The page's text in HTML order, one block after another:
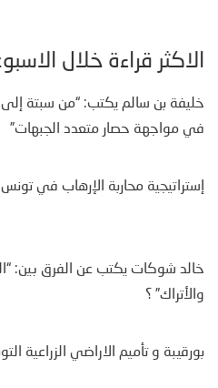
الأكثر قراءة خلال
خليفة بن سالم يكتب: “من سبتة إلى
في مواجهة حصار متعدد الجبهات”
إستراتيجية محاربة الإرهاب في
خالد شوكات يكتب عن الفرق بين:
والأتراك” ؟
بورقيبة و تأميم الاراضي الزراعية